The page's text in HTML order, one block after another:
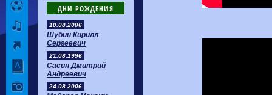
ДНИ РОЖДЕНИЯ
10.08.2006
Шубин Кирилл
Сергеевич
21.08.1996
Сасин Дмитрий
Андреевич
24.08.2006